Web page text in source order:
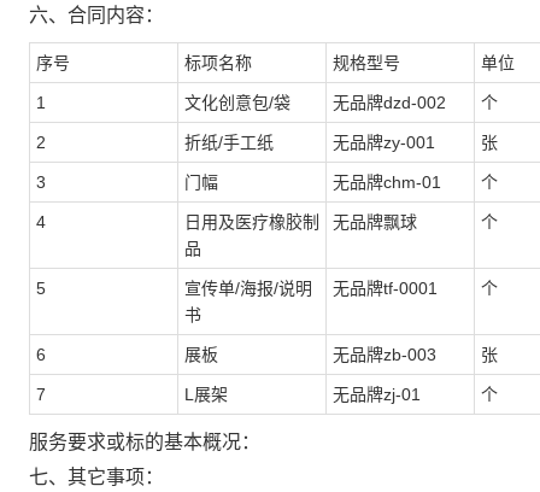
六、合同内容：
序号 标项名称 规格型号 单位
1 文化创意包/袋 无品牌dzd-002 个
2 折纸/手工纸 无品牌zy-001 张
3 门幅 无品牌chm-01 个
4
日用及医疗橡胶制
品
无品牌飘球 个
5
宣传单/海报/说明
书
无品牌tf-0001 个
6 展板 无品牌zb-003 张
7 L展架 无品牌zj-01 个
服务要求或标的基本概况：
七、其它事项：